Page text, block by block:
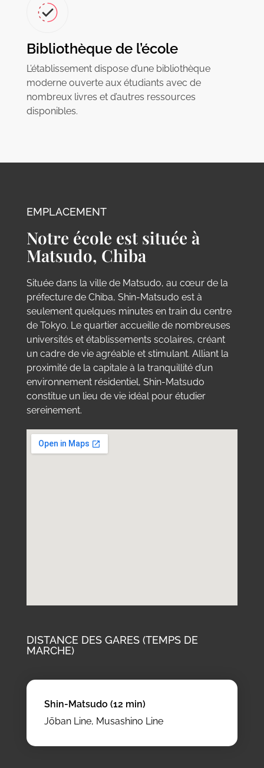
Bibliothèque de l’école
L’établissement dispose d’une bibliothèque
moderne ouverte aux étudiants avec de
nombreux livres et d’autres ressources
disponibles.
EMPLACEMENT
Notre école est située à
Matsudo, Chiba
Située dans la ville de Matsudo, au cœur de la
préfecture de Chiba, Shin-Matsudo est à
seulement quelques minutes en train du centre
de Tokyo. Le quartier accueille de nombreuses
universités et établissements scolaires, créant
un cadre de vie agréable et stimulant. Alliant la
proximité de la capitale à la tranquillité d’un
environnement résidentiel, Shin-Matsudo
constitue un lieu de vie idéal pour étudier
sereinement.
DISTANCE DES GARES (TEMPS DE
MARCHE)
Shin-Matsudo (12 min)
Jōban Line, Musashino Line